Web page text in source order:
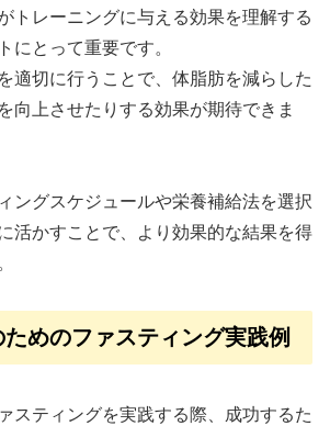
トレーニングに与える効果を理解する
にとって重要です。
適切に行うことで、体脂肪を減らした
向上させたりする効果が期待できま
ングスケジュールや栄養補給法を選択
活かすことで、より効果的な結果を得
めのファスティング実践例
スティングを実践する際、成功するた